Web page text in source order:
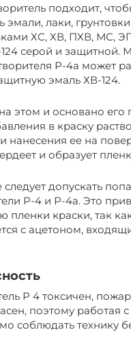
подходит,
эмали, лаки,
ХС, ХВ, ПХВ, МС,
серой и защитной.
Р-4а может
эмаль ХВ-124.
этом и основано
в краску
нанесения ее на
и образует
допускать
Р-4 и Р-4а. Это
пленки краски, так
с ацетоном,
Р 4 токсичен,
поэтому работая
соблюдать технику